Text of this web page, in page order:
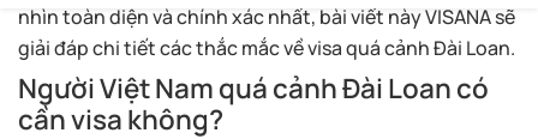
nhìn toàn diện và chính xác nhất, bài viết này VISANA sẽ
giải đáp chi tiết các thắc mắc về visa quá cảnh Đài Loan.
Người Việt Nam quá cảnh Đài Loan có
cần visa không?